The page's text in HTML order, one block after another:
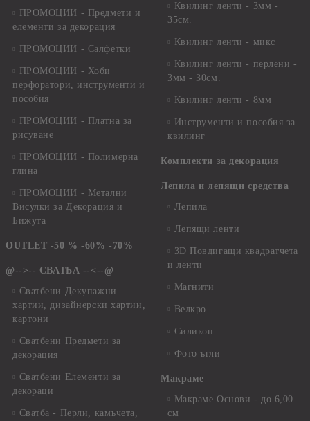
ПРОМОЦИИ - Предмети и
елементи за декорация
ПРОМОЦИИ - Салфетки
ПРОМОЦИИ - Хоби
перфоратори, инструменти и
пособия
ПРОМОЦИИ - Платна за
рисуване
ПРОМОЦИИ - Полимерна
глина
ПРОМОЦИИ - Метални
Висулки за Декорация и
Бижута
OUTLET -50 % -60% -70%
@-->-- СВАТБА --<--@
Сватбени Декупажни
хартии, дизайнерски хартии,
картони
Сватбени Предмети за
декорация
Сватбени Елементи за
декораци
Сватба - Перли, камъчета,
Квилинг ленти - 3мм -
35см.
Квилинг ленти - микс
Квилинг ленти - перлени -
3мм - 30см.
Квилинг ленти - 8мм
Инструменти и пособия за
квилинг
Комплекти за декорация
Лепила и лепящи средства
Лепила
Лепящи ленти
3D Повдигащи квадратчета
и ленти
Магнити
Велкро
Силикон
Фото ъгли
Макраме
Макраме Основи - до 6,00
см